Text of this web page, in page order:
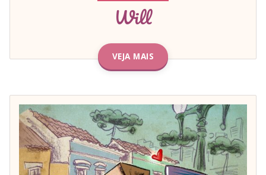
Will
VEJA MAIS